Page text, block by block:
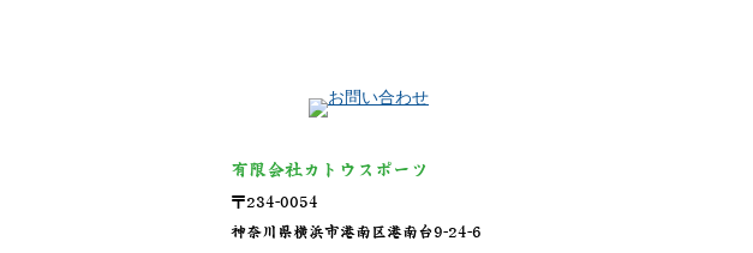
有限会社カトウスポーツ
〒234-0054
神奈川県横浜市港南区港南台9-24-6